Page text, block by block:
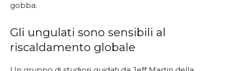
gobba.
Gli ungulati sono sensibili al
riscaldamento globale